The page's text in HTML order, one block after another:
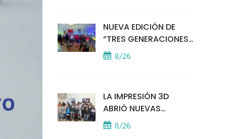
SEGURIDAD
NUEVA EDICIÓN DE
“TRES GENERACIONES
CANTAN”
8/26
LA IMPRESIÓN 3D
ABRIÓ NUEVAS
PUERTAS AL
APRENDIZAJE Y LA
8/26